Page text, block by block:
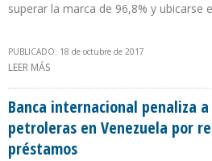
superar la marca de 96,8% y ubicarse
PUBLICADO: 18 de octubre de 2017
LEER MÁS
Banca internacional penaliza
petroleras en Venezuela por
préstamos